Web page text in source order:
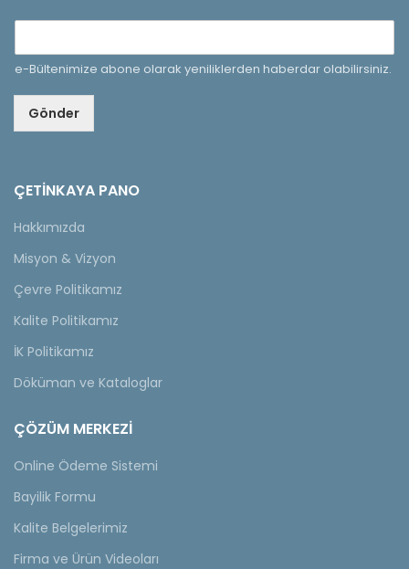
e-Bültenimize abone olarak yeniliklerden haberdar olabilirsiniz.
Gönder
ÇETINKAYA PANO
Hakkımızda
Misyon & Vizyon
Çevre Politikamız
Kalite Politikamız
İK Politikamız
Döküman ve Kataloglar
ÇÖZÜM MERKEZİ
Online Ödeme Sistemi
Bayilik Formu
Kalite Belgelerimiz
Firma ve Ürün Videoları